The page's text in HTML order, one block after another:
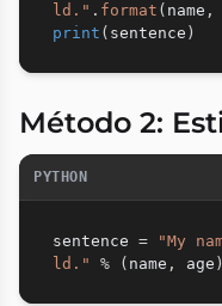
ld." . format ( name ,
print ( sentence )
Método 2:
PYTHON
sentence =
"My
ld."
% ( name , age )